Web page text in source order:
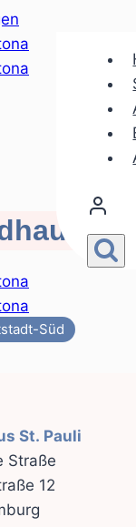
St.
Süd
St. Pauli
Straße
12